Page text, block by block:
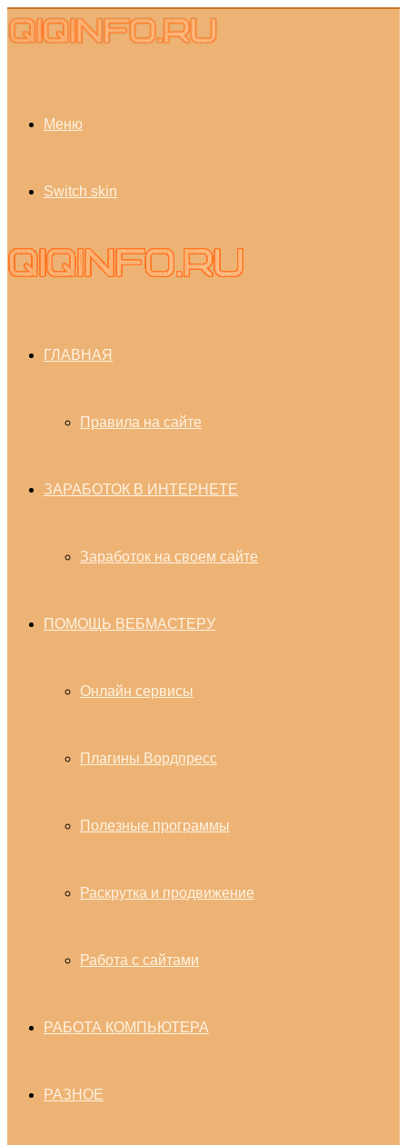
Меню
Switch skin
ГЛАВНАЯ
Правила на сайте
ЗАРАБОТОК В ИНТЕРНЕТЕ
Заработок на своем сайте
ПОМОЩЬ ВЕБМАСТЕРУ
Онлайн сервисы
Плагины Вордпресс
Полезные программы
Раскрутка и продвижение
Работа с сайтами
РАБОТА КОМПЬЮТЕРА
РАЗНОЕ